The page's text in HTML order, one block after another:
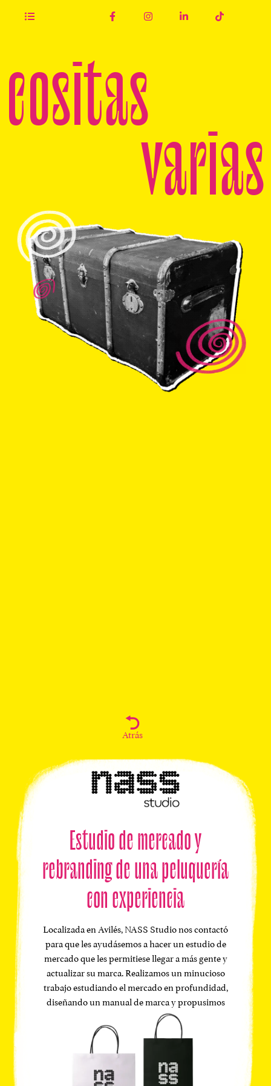
cositas
varias
Atrás
Estudio de mercado y
rebranding de una peluquería
con experiencia
Localizada en Avilés, NASS Studio nos contactó
para que les ayudásemos a hacer un estudio de
mercado que les permitiese llegar a más gente y
actualizar su marca. Realizamos un minucioso
trabajo estudiando el mercado en profundidad,
diseñando un manual de marca y propusimos
estrategias para sus redes sociales.